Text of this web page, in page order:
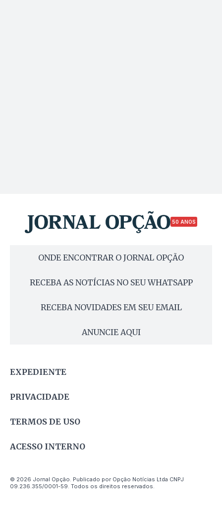
50 ANOS
ONDE ENCONTRAR O JORNAL OPÇÃO
RECEBA AS NOTÍCIAS NO SEU WHATSAPP
RECEBA NOVIDADES EM SEU EMAIL
ANUNCIE AQUI
EXPEDIENTE
PRIVACIDADE
TERMOS DE USO
ACESSO INTERNO
© 2026 Jornal Opção. Publicado por Opção Notícias Ltda CNPJ
09.236.355/0001-59. Todos os direitos reservados.